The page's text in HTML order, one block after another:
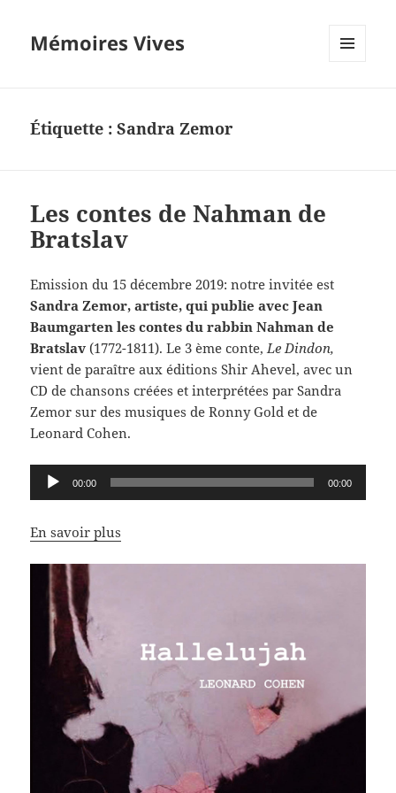
Mémoires Vives
Étiquette :Sandra Zemor
Les contes de Nahman de
Bratslav
Emission du 15 décembre 2019: notre invitée est
Sandra Zemor, artiste, qui publie avec Jean
Baumgarten les contes du rabbin Nahman de
Bratslav(1772-1811). Le 3 ème conte,Le Dindon,
vient de paraître aux éditions Shir Ahevel, avec un
CD de chansons créées et interprétées par Sandra
Zemor sur des musiques de Ronny Gold et de
Leonard Cohen.
Lecteur
audio
00:00 00:00
En savoir plus